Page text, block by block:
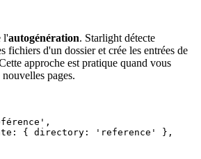
l'autogénération. Starlight détecte
fichiers d'un dossier et crée les entrées de
approche est pratique quand vous
pages.
' ,
{ directory:
' reference '
},